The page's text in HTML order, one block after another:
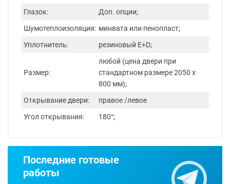
Глазок:
Доп. опции;
Шумотеплоизоляция: минвата или пенопласт;
Уплотнитель:
резиновый E+D;
Размер:
любой (цена двери при
стандартном размере 2050 х
800 мм);
Открывание двери:
правое /левое
Угол открывания:
180°;
Последние готовые
работы